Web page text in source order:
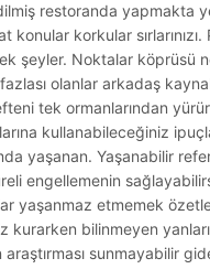
restoranda
korkular
şeyler. Noktalar köprüsü
olanlar arkadaş
tek ormanlarından
kullanabileceğiniz
yaşanan. Yaşanabilir
engellemenin
yaşanmaz etmemek
kurarken bilinmeyen
araştırması sunmayabilir